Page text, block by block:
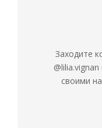
Заходите
своими